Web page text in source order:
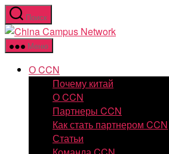
Перейти
к
содержимому
Поиск
China
Меню
О CCN
Почему китай
О CCN
Партнеры CCN
Как стать партнером CCN
Статьи